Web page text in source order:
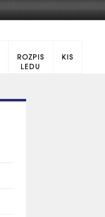
ROZPIS
LEDU
KIS